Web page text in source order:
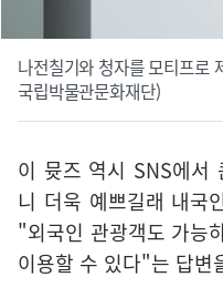
나전칠기와 청자를 모티프로
국립박물관문화재단)
이 뮷즈 역시 SNS에서
니 더욱 예쁘길래 내국
"외국인 관광객도 가능
이용할 수 있다"는 답변